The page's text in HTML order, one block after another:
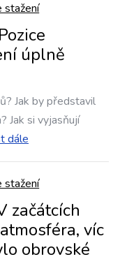
stažení
úplně
Jak by představil
Jak si vyjasňují
dále
stažení
začátcích
víc
obrovské